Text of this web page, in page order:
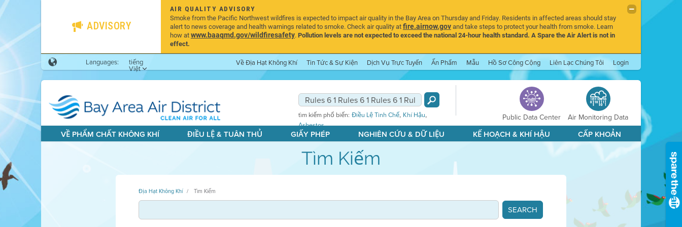
ADVISORY
AIR QUALITY ADVISORY
Smoke from the Pacific Northwest wildfires is expected to impact air quality in the Bay Area on Thursday and Friday. Residents in affected areas should stay
alert to news coverage and health warnings related to smoke. Check air quality atfire.airnow.govand take steps to protect your health from smoke. Learn
how atwww.baaqmd.gov/wildfiresafety.Pollution levels are not expected to exceed the national 24-hour health standard. A Spare the Air Alert is not in
effect.
Languages:
tiếng
Việt
Về Địa Hạt Không Khí Tin Tức & Sự Kiện Dịch Vụ Trực Tuyến Ấn Phẩm Mẫu Hồ Sơ Công Cộng Liên Lạc Chúng Tôi Login
tìm kiếm phổ biến: Điều Lệ Tinh Chế, Khí Hậu,
Asbestos
Public Data Center Air Monitoring Data
VỀ PHẨM CHẤT KHÔNG KHÍ ĐIỀU LỆ & TUÂN THỦ GIẤY PHÉP NGHIÊN CỨU & DỮ LIỆU KẾ HOẠCH & KHÍ HẬU CẤP KHOẢN
Tìm Kiếm
Địa Hạt Không Khí Tìm Kiếm